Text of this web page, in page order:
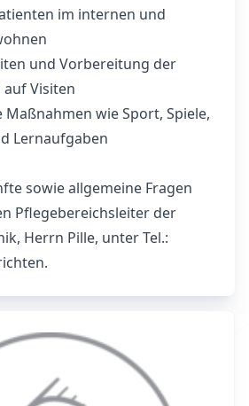
im internen und
und Vorbereitung der
Visiten
wie Sport, Spiele,
Lernaufgaben
sowie allgemeine Fragen
Pflegebereichsleiter der
Herrn Pille, unter Tel.: